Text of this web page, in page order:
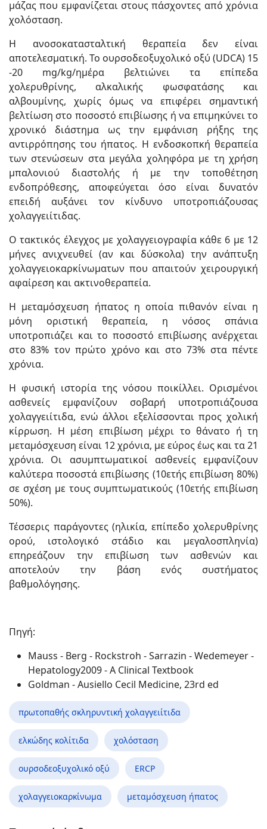
μάζας που εμφανίζεται στους πάσχοντες από χρόνια
χολόσταση.
Η ανοσοκατασταλτική θεραπεία δεν είναι
αποτελεσματική. Το ουρσοδεοξυχολικό οξύ (UDCA) 15
-20 mg/kg/ημέρα βελτιώνει τα επίπεδα
χολερυθρίνης, αλκαλικής φωσφατάσης και
αλβουμίνης, χωρίς όμως να επιφέρει σημαντική
βελτίωση στο ποσοστό επιβίωσης ή να επιμηκύνει το
χρονικό διάστημα ως την εμφάνιση ρήξης της
αντιρρόπησης του ήπατος. Η ενδοσκοπκή θεραπεία
των στενώσεων στα μεγάλα χοληφόρα με τη χρήση
μπαλονιού διαστολής ή με την τοποθέτηση
ενδοπρόθεσης, αποφεύγεται όσο είναι δυνατόν
επειδή αυξάνει τον κίνδυνο υποτροπιάζουσας
χολαγγειίτιδας.
Ο τακτικός έλεγχος με χολαγγειογραφία κάθε 6 με 12
μήνες ανιχνευθεί (αν και δύσκολα) την ανάπτυξη
χολαγγειοκαρκίνωματων που απαιτούν χειρουργική
αφαίρεση και ακτινοθεραπεία.
Η μεταμόσχευση ήπατος η οποία πιθανόν είναι η
μόνη οριστική θεραπεία, η νόσος σπάνια
υποτροπιάζει και το ποσοστό επιβίωσης ανέρχεται
στο 83% τον πρώτο χρόνο και στο 73% στα πέντε
χρόνια.
Η φυσική ιστορία της νόσου ποικίλλει. Ορισμένοι
ασθενείς εμφανίζουν σοβαρή υποτροπιάζουσα
χολαγγειίτιδα, ενώ άλλοι εξελίσσονται προς χολική
κίρρωση. Η μέση επιβίωση μέχρι το θάνατο ή τη
μεταμόσχευση είναι 12 χρόνια, με εύρος έως και τα 21
χρόνια. Οι ασυμπτωματικοί ασθενείς εμφανίζουν
καλύτερα ποσοστά επιβίωσης (10ετής επιβίωση 80%)
σε σχέση με τους συμπτωματικούς (10ετής επιβίωση
50%).
Τέσσερις παράγοντες (ηλικία, επίπεδο χολερυθρίνης
ορού, ιστολογικό στάδιο και μεγαλοσπληνία)
επηρεάζουν την επιβίωση των ασθενών και
αποτελούν την βάση ενός συστήματος
βαθμολόγησης.
Πηγή:
Mauss - Berg - Rockstroh - Sarrazin - Wedemeyer -
Hepatology2009 - A Clinical Textbook
Goldman - Ausiello Cecil Medicine, 23rd ed
πρωτοπαθής σκληρυντική χολαγγειίτιδα
ελκώδης κολίτιδα χολόσταση
ουρσοδεοξυχολικό οξύ ERCP
χολαγγειοκαρκίνωμα μεταμόσχευση ήπατος